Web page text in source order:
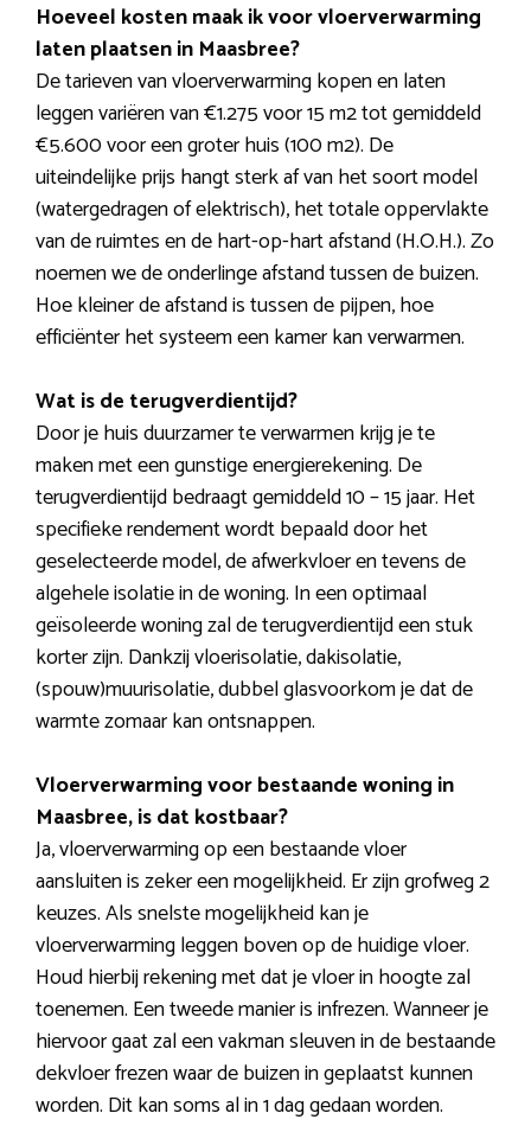
Hoeveel kosten maak ik voor vloerverwarming
laten plaatsen in Maasbree?
De tarieven van vloerverwarming kopen en laten
leggen variëren van €1.275 voor 15 m2 tot gemiddeld
€5.600 voor een groter huis (100 m2). De
uiteindelijke prijs hangt sterk af van het soort model
(watergedragen of elektrisch), het totale oppervlakte
van de ruimtes en de hart-op-hart afstand (H.O.H.). Zo
noemen we de onderlinge afstand tussen de buizen.
Hoe kleiner de afstand is tussen de pijpen, hoe
efficiënter het systeem een kamer kan verwarmen.
Wat is de terugverdientijd?
Door je huis duurzamer te verwarmen krijg je te
maken met een gunstige energierekening. De
terugverdientijd bedraagt gemiddeld 10 – 15 jaar. Het
specifieke rendement wordt bepaald door het
geselecteerde model, de afwerkvloer en tevens de
algehele isolatie in de woning. In een optimaal
geïsoleerde woning zal de terugverdientijd een stuk
korter zijn. Dankzij vloerisolatie, dakisolatie,
(spouw)muurisolatie, dubbel glasvoorkom je dat de
warmte zomaar kan ontsnappen.
Vloerverwarming voor bestaande woning in
Maasbree, is dat kostbaar?
Ja, vloerverwarming op een bestaande vloer
aansluiten is zeker een mogelijkheid. Er zijn grofweg 2
keuzes. Als snelste mogelijkheid kan je
vloerverwarming leggen boven op de huidige vloer.
Houd hierbij rekening met dat je vloer in hoogte zal
toenemen. Een tweede manier is infrezen. Wanneer je
hiervoor gaat zal een vakman sleuven in de bestaande
dekvloer frezen waar de buizen in geplaatst kunnen
worden. Dit kan soms al in 1 dag gedaan worden.